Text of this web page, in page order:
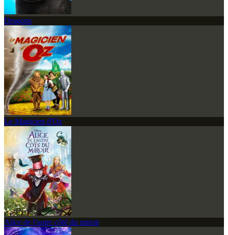
Dragons
Le Magicien d'Oz
Alice de l'autre côté du miroir